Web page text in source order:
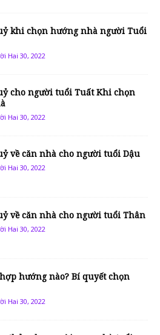
khi chọn hướng nhà người Tuổi
Hai 30, 2022
cho người tuổi Tuất Khi chọn
Hai 30, 2022
về căn nhà cho người tuổi Dậu
Hai 30, 2022
về căn nhà cho người tuổi Thân
Hai 30, 2022
hướng nào? Bí quyết chọn
Hai 30, 2022